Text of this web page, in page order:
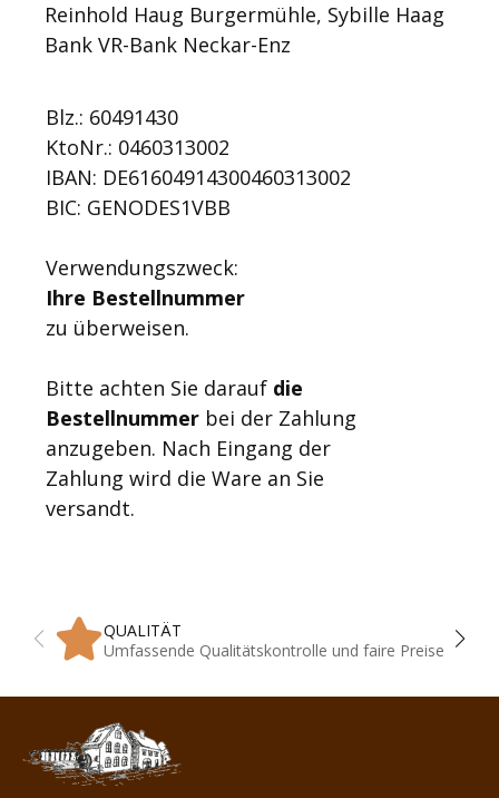
Reinhold Haug Burgermühle, Sybille Haag
Bank VR-Bank Neckar-Enz
Blz.: 60491430
KtoNr.: 0460313002
IBAN: DE61604914300460313002
BIC: GENODES1VBB
Verwendungszweck:
Ihre Bestellnummer
zu überweisen.
Bitte achten Sie darauf die
Bestellnummer bei der Zahlung
anzugeben. Nach Eingang der
Zahlung wird die Ware an Sie
versandt.
QUALITÄT
Umfassende Qualitätskontrolle und faire Preise